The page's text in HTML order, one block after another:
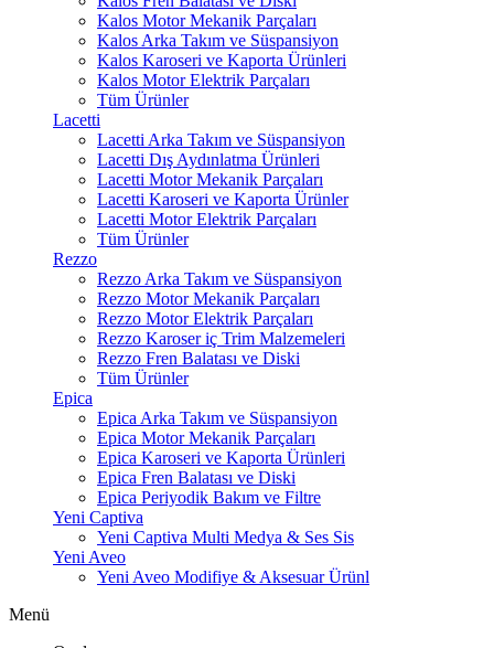
Kalos Motor Mekanik Parçaları
Kalos Arka Takım ve Süspansiyon
Kalos Karoseri ve Kaporta Ürünleri
Kalos Motor Elektrik Parçaları
Tüm Ürünler
Lacetti
Lacetti Arka Takım ve Süspansiyon
Lacetti Dış Aydınlatma Ürünleri
Lacetti Motor Mekanik Parçaları
Lacetti Karoseri ve Kaporta Ürünler
Lacetti Motor Elektrik Parçaları
Tüm Ürünler
Rezzo
Rezzo Arka Takım ve Süspansiyon
Rezzo Motor Mekanik Parçaları
Rezzo Motor Elektrik Parçaları
Rezzo Karoser iç Trim Malzemeleri
Rezzo Fren Balatası ve Diski
Tüm Ürünler
Epica
Epica Arka Takım ve Süspansiyon
Epica Motor Mekanik Parçaları
Epica Karoseri ve Kaporta Ürünleri
Epica Fren Balatası ve Diski
Epica Periyodik Bakım ve Filtre
Yeni Captiva
Yeni Captiva Multi Medya & Ses Sis
Yeni Aveo
Yeni Aveo Modifiye & Aksesuar Ürünl
Menü